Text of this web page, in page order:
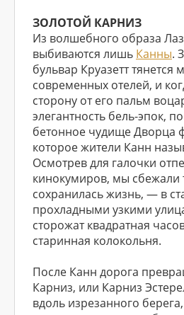
ЗОЛОТОЙ КАРНИЗ
Из волшебного образа
выбиваются лишь Канны.
бульвар Круазетт тянется
современных отелей, и
сторону от его пальм
элегантность бель-эпок,
бетонное чудище Дворца
которое жители Канн
Осмотрев для галочки
кинокумиров, мы сбежали
сохранилась жизнь, — в
прохладными узкими
сторожат квад­ратная
старинная колокольня.
После Канн дорога
Карниз, или Карниз
вдоль изрезанного